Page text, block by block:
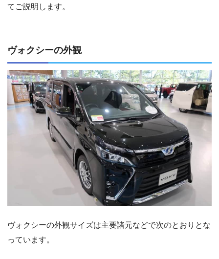
てご説明します。
ヴォクシーの外観
ヴォクシーの外観サイズは主要諸元などで次のとおりとな
っています。